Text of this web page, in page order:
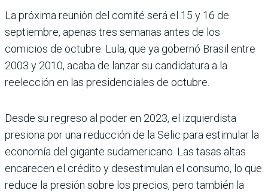
La próxima reunión del comité será el 15 y 16 de
septiembre, apenas tres semanas antes de los
comicios de octubre. Lula, que ya gobernó Brasil entre
2003 y 2010, acaba de lanzar su candidatura a la
reelección en las presidenciales de octubre.
Desde su regreso al poder en 2023, el izquierdista
presiona por una reducción de la Selic para estimular la
economía del gigante sudamericano. Las tasas altas
encarecen el crédito y desestimulan el consumo, lo que
reduce la presión sobre los precios, pero también la